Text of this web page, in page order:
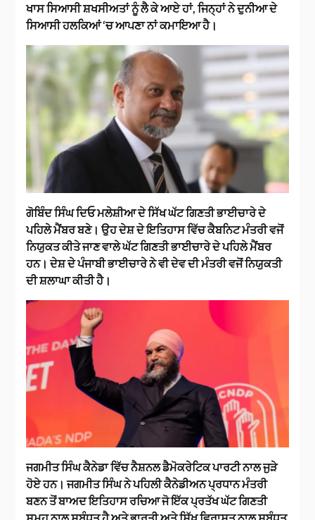
ਖਾਸ ਸਿਆਸੀ ਸ਼ਖਸੀਅਤਾਂ ਨੂੰ ਲੈ ਕੇ ਆਏ ਹਾਂ, ਜਿਨ੍ਹਾਂ ਨੇ ਦੁਨੀਆ ਦੇ
ਸਿਆਸੀ ਹਲਕਿਆਂ ‘ਚ ਆਪਣਾ ਨਾਂ ਕਮਾਇਆ ਹੈ।
ਗੋਬਿੰਦ ਸਿੰਘ ਦਿਓ ਮਲੇਸ਼ੀਆ ਦੇ ਸਿੱਖ ਘੱਟ ਗਿਣਤੀ ਭਾਈਚਾਰੇ ਦੇ
ਪਹਿਲੇ ਮੈਂਬਰ ਬਣੇ। ਉਹ ਦੇਸ਼ ਦੇ ਇਤਿਹਾਸ ਵਿੱਚ ਕੈਬਨਿਟ ਮੰਤਰੀ ਵਜੋਂ
ਨਿਯੁਕਤ ਕੀਤੇ ਜਾਣ ਵਾਲੇ ਘੱਟ ਗਿਣਤੀ ਭਾਈਚਾਰੇ ਦੇ ਪਹਿਲੇ ਮੈਂਬਰ
ਹਨ। ਦੇਸ਼ ਦੇ ਪੰਜਾਬੀ ਭਾਈਚਾਰੇ ਨੇ ਵੀ ਦੇਵ ਦੀ ਮੰਤਰੀ ਵਜੋਂ ਨਿਯੁਕਤੀ
ਦੀ ਸ਼ਲਾਘਾ ਕੀਤੀ ਹੈ।
ਜਗਮੀਤ ਸਿੰਘ ਕੈਨੇਡਾ ਵਿੱਚ ਨੈਸ਼ਨਲ ਡੈਮੋਕਰੇਟਿਕ ਪਾਰਟੀ ਨਾਲ ਜੁੜੇ
ਹੋਏ ਹਨ। ਜਗਮੀਤ ਸਿੰਘ ਨੇ ਪਹਿਲੀ ਕੈਨੇਡੀਅਨ ਪ੍ਰਧਾਨ ਮੰਤਰੀ
ਬਣਨ ਤੋਂ ਬਾਅਦ ਇਤਿਹਾਸ ਰਚਿਆ ਜੋ ਇੱਕ ਪ੍ਰਤੱਖ ਘੱਟ ਗਿਣਤੀ